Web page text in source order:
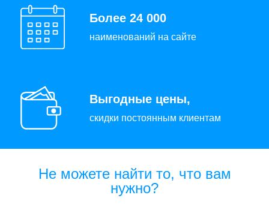
Более 24 000
наименований на сайте
Выгодные цены,
скидки постоянным клиентам
Не можете найти то, что вам
нужно?